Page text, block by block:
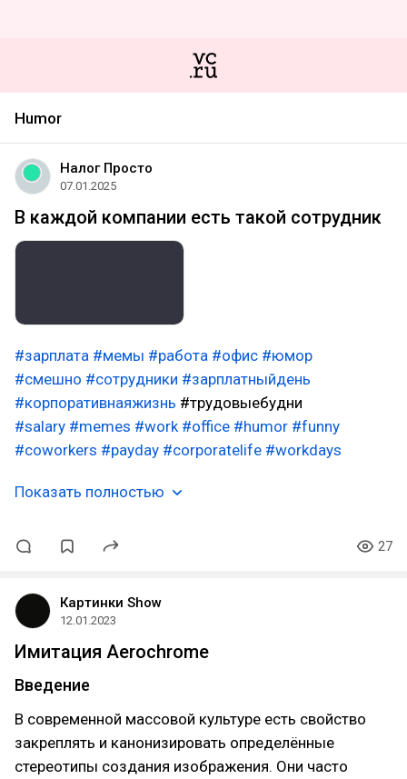
Humor
Налог Просто
07.01.2025
В каждой компании есть такой сотрудник
#зарплата #мемы #работа #офис #юмор
#смешно #сотрудники #зарплатныйдень
#корпоративнаяжизнь #трудовыебудни
#salary #memes #work #office #humor #funny
#coworkers #payday #corporatelife #workdays
Показать полностью
27
Картинки Show
12.01.2023
Имитация Aerochrome
Введение
В современной массовой культуре есть свойство
закреплять и канонизировать определённые
стереотипы создания изображения. Они часто